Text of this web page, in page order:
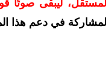
ليبقى صوتًا
في دعم هذا